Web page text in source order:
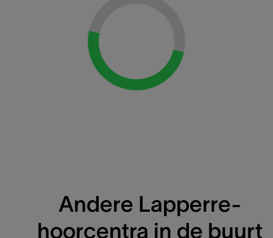
Andere Lapperre-
hoorcentra in de buurt